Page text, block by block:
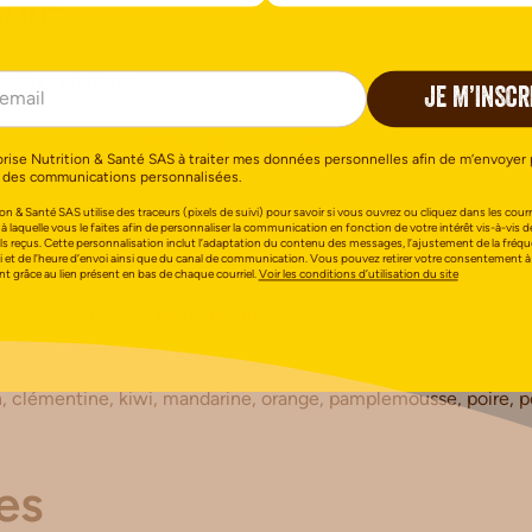
figue, framboise, groseille, melon, mirabelle, mûre, myrtille,
prune
clémentine, kiwi, mandarine, orange, pamplemousse, poire,
JE
Nutrition & Santé SAS à traiter mes données personnelles afin de m’envoyer
communications personnalisées.
& Santé SAS utilise des traceurs (pixels de suivi) pour savoir si vous ouvrez ou cliquez dans les
à laquelle vous le faites afin de personnaliser la communication en fonction de votre intérêt vis-à-vis
reçus. Cette personnalisation inclut l’adaptation du contenu des messages, l’ajustement de la
et de l’heure d’envoi ainsi que du canal de communication. Vous pouvez retirer votre consentement
grâce au lien présent en bas de chaque courriel.Voir les conditions d’utilisation du site